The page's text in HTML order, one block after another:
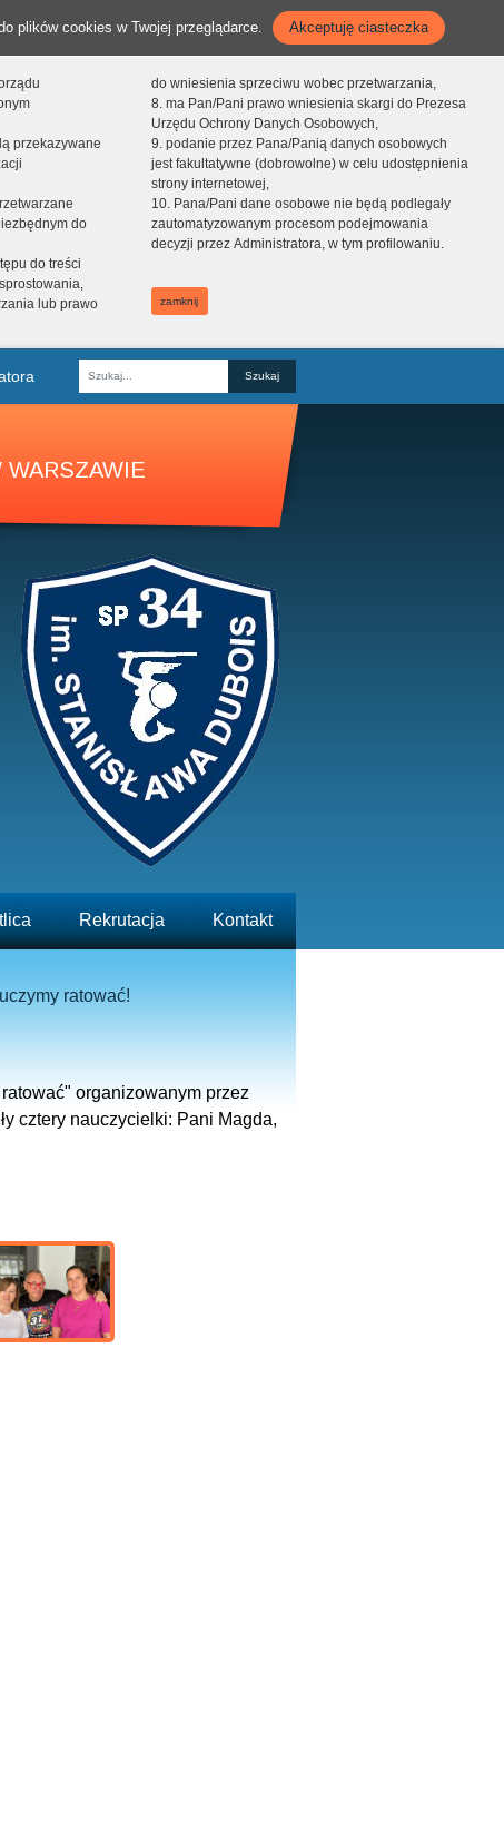
plików cookies w Twojej przeglądarce. Akceptuję ciasteczka
przekazywane
do
do treści
lub prawo
do wniesienia sprzeciwu wobec przetwarzania,
8. ma Pan/Pani prawo wniesienia skargi do Prezesa
Urzędu Ochrony Danych Osobowych,
9. podanie przez Pana/Panią danych osobowych
jest fakultatywne (dobrowolne) w celu udostępnienia
strony internetowej,
10. Pana/Pani dane osobowe nie będą podlegały
zautomatyzowanym procesom podejmowania
decyzji przez Administratora, w tym profilowaniu.
zamknij
Fraza
WARSZAWIE
Rekrutacja Kontakt
ratować!
organizowanym przez
cztery nauczycielki: Pani Magda,